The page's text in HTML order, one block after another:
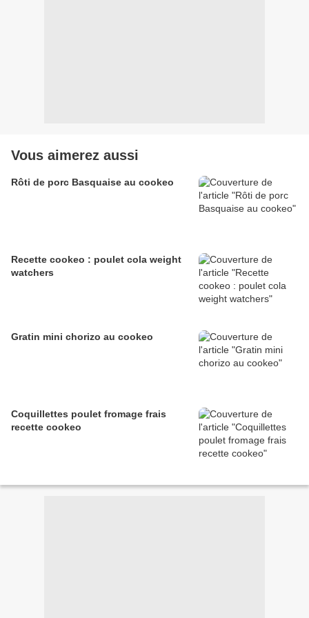
Vous aimerez aussi
Rôti de porc Basquaise au cookeo
Recette cookeo : poulet cola weight
watchers
Gratin mini chorizo au cookeo
Coquillettes poulet fromage frais
recette cookeo